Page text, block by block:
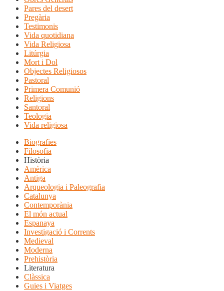
Pares del desert
Pregària
Testimonis
Vida quotidiana
Vida Religiosa
Litúrgia
Mort i Dol
Objectes Religiosos
Pastoral
Primera Comunió
Religions
Santoral
Teologia
Vida religiosa
Biografies
Filosofia
Història
Amèrica
Antiga
Arqueologia i Paleografia
Catalunya
Contemporània
El món actual
Espanaya
Investigació i Corrents
Medieval
Moderna
Prehistòria
Literatura
Clàssica
Guies i Viatges